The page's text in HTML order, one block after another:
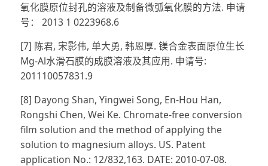
氧化膜原位封孔的溶液及制备微弧氧化膜的方法. 申请
号： 2013 1 0223968.6
[7] 陈君, 宋影伟, 单大勇, 韩恩厚. 镁合金表面原位生长
Mg-Al水滑石膜的成膜溶液及其应用. 申请号:
201110057831.9
[8] Dayong Shan, Yingwei Song, En-Hou Han,
Rongshi Chen, Wei Ke. Chromate-free conversion
film solution and the method of applying the
solution to magnesium alloys. US. Patent
application No.: 12/832,163. DATE: 2010-07-08.